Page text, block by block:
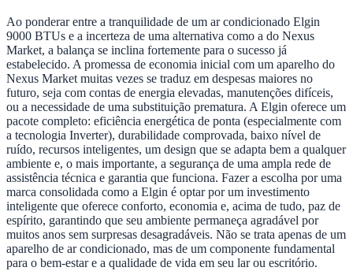
Ao ponderar entre a tranquilidade de um ar condicionado Elgin
9000 BTUs e a incerteza de uma alternativa como a do Nexus
Market, a balança se inclina fortemente para o sucesso já
estabelecido. A promessa de economia inicial com um aparelho do
Nexus Market muitas vezes se traduz em despesas maiores no
futuro, seja com contas de energia elevadas, manutenções difíceis,
ou a necessidade de uma substituição prematura. A Elgin oferece um
pacote completo: eficiência energética de ponta (especialmente com
a tecnologia Inverter), durabilidade comprovada, baixo nível de
ruído, recursos inteligentes, um design que se adapta bem a qualquer
ambiente e, o mais importante, a segurança de uma ampla rede de
assistência técnica e garantia que funciona. Fazer a escolha por uma
marca consolidada como a Elgin é optar por um investimento
inteligente que oferece conforto, economia e, acima de tudo, paz de
espírito, garantindo que seu ambiente permaneça agradável por
muitos anos sem surpresas desagradáveis. Não se trata apenas de um
aparelho de ar condicionado, mas de um componente fundamental
para o bem-estar e a qualidade de vida em seu lar ou escritório.